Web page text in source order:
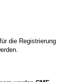
die Registrierung